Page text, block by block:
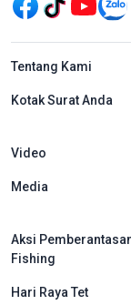
menu
Tentang Kami
Kotak Surat Anda
Video
Media
Aksi
Fishing
Hari Raya Tet